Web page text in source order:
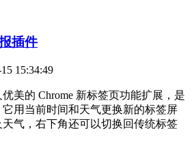
插件
15:34:49
美的 Chrome 新标签页功能扩展，是
用当前时间和天气更换新的标签屏
气，右下角还可以切换回传统标签